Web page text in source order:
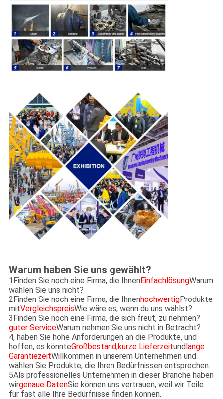
Warum haben Sie uns gewählt?
1Finden Sie noch eine Firma, die IhnenEinfachlösungWarum
wählen Sie uns nicht?
2Finden Sie noch eine Firma, die IhnenhochwertigProdukte
mitVergleichspreisWie wäre es, wenn du uns wählst?
3Finden Sie noch eine Firma, die sich freut, zu nehmen?
guter ServiceWarum nehmen Sie uns nicht in Betracht?
4, haben Sie hohe Anforderungen an die Produkte, und
hoffen, es könnteGroßbestand,kurze Lieferzeitundlange
GarantiezeitWillkommen in unserem Unternehmen und
wählen Sie Produkte, die Ihren Bedürfnissen entsprechen.
5Als professionelles Unternehmen in dieser Branche haben
wirgenaue DatenSie können uns vertrauen, weil wir Teile
für fast alle Ihre Bedürfnisse finden können.